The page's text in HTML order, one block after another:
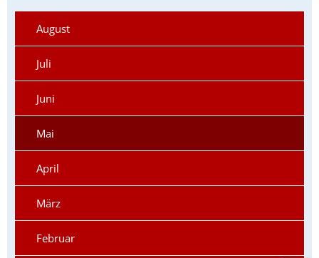
August
Juli
Juni
Mai
April
März
Februar